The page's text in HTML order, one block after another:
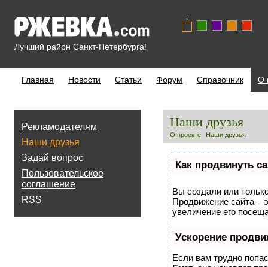
Лучший район Санкт-Петербурга!
↓
Главная Новости Статьи Форум Справочник О
Рекламодателям
Наши друзья
Задай вопрос
Пользовательское
соглашение
RSS
Наши друзья
О проекте Наши друзья
Как продвинуть
Вы создали или
Продвижение сайта –
увеличение его
Ускорение
Если вам трудно